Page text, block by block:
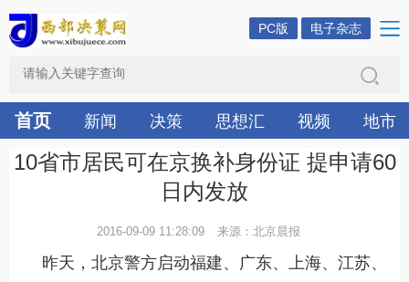
PC版 电子杂志
首页 新闻 决策 思想汇 视频 地市
10省市居民可在京换补身份证 提申请60
日内发放
2016-09-09 11:28:09 来源：北京晨报
昨天，北京警方启动福建、广东、上海、江苏、